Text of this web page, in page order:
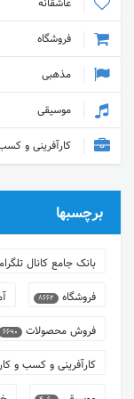
عاشقانه
فروشگاه
مذهبی
موسیقی
کارآفرینی و
برچسبها
بانک جامع کانال
فروشگاه 8662
فروش محصولات 6690
کارآفرینی و کسب و